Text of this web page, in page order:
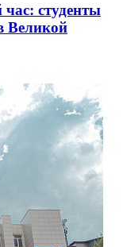
студенты
Великой